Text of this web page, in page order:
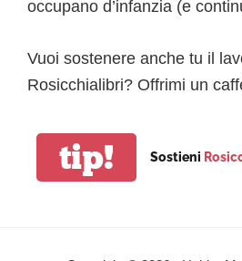
occupano d’infanzia (e
Vuoi sostenere anche tu il
Rosicchialibri? Offrimi un
tip! Sostieni